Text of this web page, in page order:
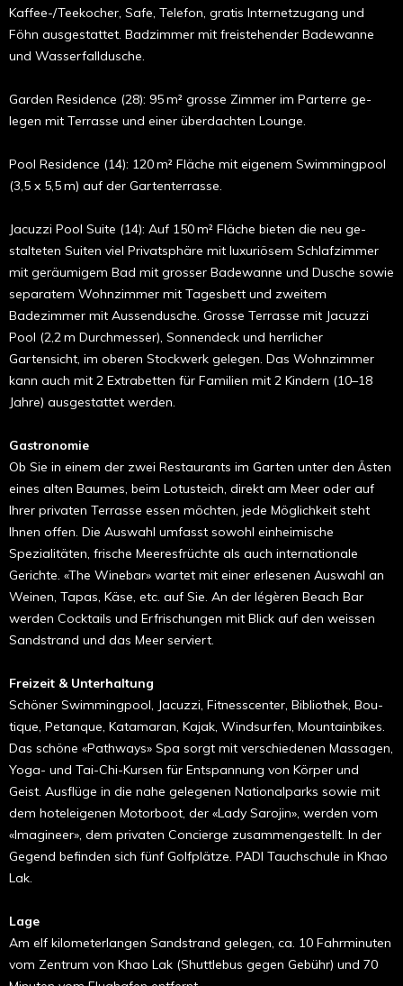
Kaffee-/Teekocher, Safe, Telefon, ­gratis Inter­net­zu­gang und
Föhn ausgestattet. Badzimmer mit freistehender Bade­wanne
und Wasserfalldusche.
Garden Residence (28): 95 m² grosse Zimmer im Parterre ge­
legen mit Terrasse und einer überdachten Lounge.
Pool Residence (14): 120 m² Fläche mit eigenem Swim­ming­pool
(3,5 x 5,5 m) auf der Gartenterrasse.
Jacuzzi Pool Suite (14): Auf 150 m² Fläche bieten die neu ge­
stalteten Suiten viel Privatsphäre mit luxuriösem Schlaf­zimmer
mit geräumigem Bad mit grosser Badewanne und Dusche sowie
separatem Wohnzimmer mit Tagesbett und zweitem
Badezimmer mit Aussendusche. Grosse Terrasse mit Jacuzzi
Pool (2,2 m Durchmesser), Sonnendeck und herrlicher
Gartensicht, im oberen Stockwerk gelegen. Das Wohn­zim­mer
kann auch mit 2 Extrabetten für Familien mit 2 Kindern (10–18
Jahre) ausgestattet werden.
Gastronomie
Ob Sie in einem der zwei Restaurants im Garten unter den Ästen
ei­nes alten Baumes, beim Lotusteich, direkt am Meer oder auf
Ihrer privaten Terrasse essen möchten, jede Möglichkeit steht
Ihnen offen. Die Auswahl umfasst sowohl einheimische
Spezialitäten, frische Meeres­früchte als auch inter­nationale
Gerichte. «The Winebar» wartet mit einer erlesenen Auswahl an
Weinen, Tapas, Käse, etc. auf Sie. An der légèren Beach Bar
werden Cocktails und Erfrischungen mit Blick auf den weissen
Sandstrand und das Meer serviert.
Freizeit & Unterhaltung
Schöner Swimmingpool, Jacuzzi, Fit­nesscenter, Bibliothek, Bou­
tique, Petanque, Katamaran, Kajak, Windsurfen, Moun­tain­­­bikes.
Das schöne «Pathways» Spa sorgt mit verschiedenen Massagen,
Yoga- und Tai-Chi-Kursen für Entspannung von Körper und
Geist. Ausflüge in die nahe gelegenen Nationalparks sowie mit
dem hoteleigenen Motorboot, der «Lady Sarojin», werden vom
«Imagineer», dem privaten Concierge zusammengestellt. In der
Gegend befinden sich fünf Golfplätze. PADI Tauchschule in Khao
Lak.
Lage
Am elf kilometerlangen Sandstrand gelegen, ca. 10 Fahrminuten
vom Zentrum von Khao Lak (Shuttlebus gegen Gebühr) und 70